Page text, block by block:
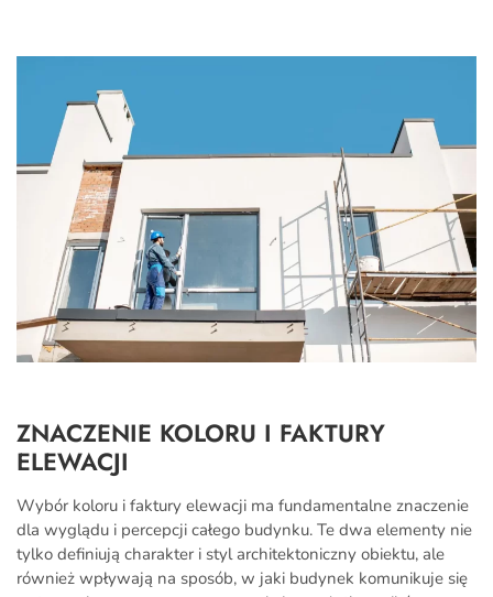
ZNACZENIE KOLORU I FAKTURY
ELEWACJI
Wybór koloru i faktury elewacji ma fundamentalne znaczenie
dla wyglądu i percepcji całego budynku. Te dwa elementy nie
tylko definiują charakter i styl architektoniczny obiektu, ale
również wpływają na sposób, w jaki budynek komunikuje się